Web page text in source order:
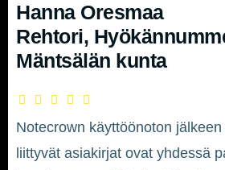
Hanna Oresmaa
Rehtori,
Mäntsälän kunta
Notecrown käyttöönoton
liittyvät asiakirjat ovat yhdessä